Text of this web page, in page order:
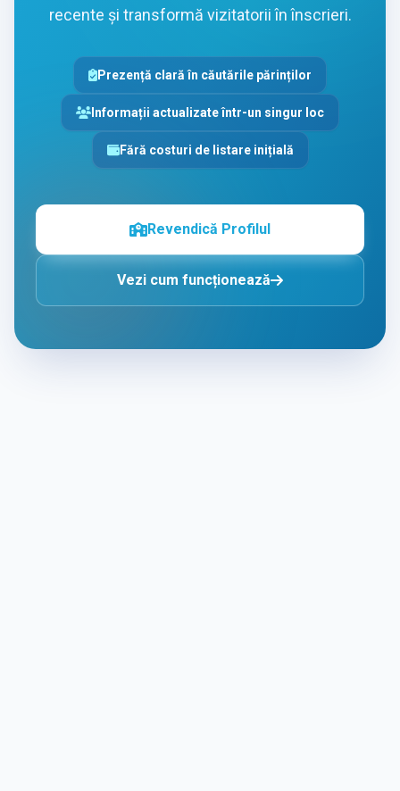
recente și transformă vizitatorii în înscrieri.
Prezență clară în căutările părinților
Informații actualizate într-un singur loc
Fără costuri de listare inițială
Revendică Profilul
Vezi cum funcționează